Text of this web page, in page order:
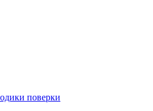
поверки